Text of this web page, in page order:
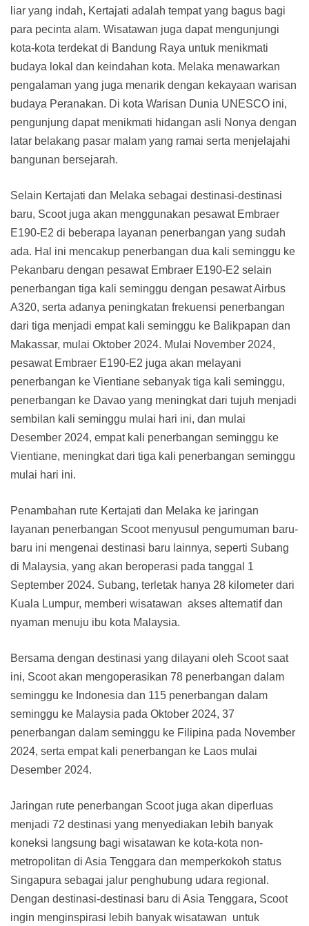
liar yang indah, Kertajati adalah tempat yang bagus bagi
para pecinta alam. Wisatawan juga dapat mengunjungi
kota-kota terdekat di Bandung Raya untuk menikmati
budaya lokal dan keindahan kota. Melaka menawarkan
pengalaman yang juga menarik dengan kekayaan warisan
budaya Peranakan. Di kota Warisan Dunia UNESCO ini,
pengunjung dapat menikmati hidangan asli Nonya dengan
latar belakang pasar malam yang ramai serta menjelajahi
bangunan bersejarah.
Selain Kertajati dan Melaka sebagai destinasi-destinasi
baru, Scoot juga akan menggunakan pesawat Embraer
E190-E2 di beberapa layanan penerbangan yang sudah
ada. Hal ini mencakup penerbangan dua kali seminggu ke
Pekanbaru dengan pesawat Embraer E190-E2 selain
penerbangan tiga kali seminggu dengan pesawat Airbus
A320, serta adanya peningkatan frekuensi penerbangan
dari tiga menjadi empat kali seminggu ke Balikpapan dan
Makassar, mulai Oktober 2024. Mulai November 2024,
pesawat Embraer E190-E2 juga akan melayani
penerbangan ke Vientiane sebanyak tiga kali seminggu,
penerbangan ke Davao yang meningkat dari tujuh menjadi
sembilan kali seminggu mulai hari ini, dan mulai
Desember 2024, empat kali penerbangan seminggu ke
Vientiane, meningkat dari tiga kali penerbangan seminggu
mulai hari ini.
Penambahan rute Kertajati dan Melaka ke jaringan
layanan penerbangan Scoot menyusul pengumuman baru-
baru ini mengenai destinasi baru lainnya, seperti Subang
di Malaysia, yang akan beroperasi pada tanggal 1
September 2024. Subang, terletak hanya 28 kilometer dari
Kuala Lumpur, memberi wisatawan akses alternatif dan
nyaman menuju ibu kota Malaysia.
Bersama dengan destinasi yang dilayani oleh Scoot saat
ini, Scoot akan mengoperasikan 78 penerbangan dalam
seminggu ke Indonesia dan 115 penerbangan dalam
seminggu ke Malaysia pada Oktober 2024, 37
penerbangan dalam seminggu ke Filipina pada November
2024, serta empat kali penerbangan ke Laos mulai
Desember 2024.
Jaringan rute penerbangan Scoot juga akan diperluas
menjadi 72 destinasi yang menyediakan lebih banyak
koneksi langsung bagi wisatawan ke kota-kota non-
metropolitan di Asia Tenggara dan memperkokoh status
Singapura sebagai jalur penghubung udara regional.
Dengan destinasi-destinasi baru di Asia Tenggara, Scoot
ingin menginspirasi lebih banyak wisatawan untuk